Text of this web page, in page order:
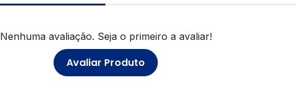
Nenhuma avaliação. Seja o primeiro a avaliar!
Avaliar Produto